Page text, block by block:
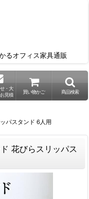
るオフィス家具通販
・大
見積
買い物かご 商品検索
パスタンド 6人用
花びらスリッパス